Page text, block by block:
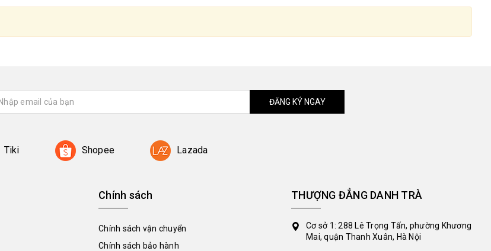
ĐĂNG KÝ NGAY
Tiki Shopee Lazada
Chính sách
Chính sách vận chuyển
Chính sách bảo hành
THƯỢNG ĐẲNG DANH TRÀ
Cơ sở 1: 288 Lê Trọng Tấn, phường Khương
Mai, quận Thanh Xuân, Hà Nội